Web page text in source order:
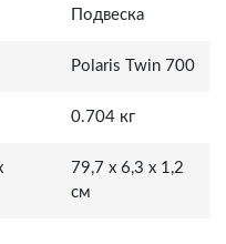
Подвеска
Polaris Twin 700
0.704 кг
79,7 x 6,3 x 1,2
см